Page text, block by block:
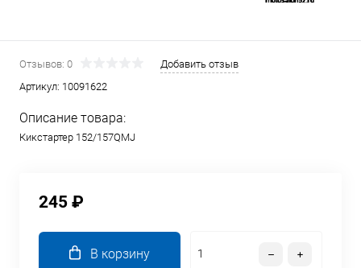
Отзывов: 0
Добавить отзыв
Артикул: 10091622
Описание товара:
Кикстартер 152/157QMJ
245 ₽
В корзину